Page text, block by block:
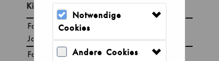
Notwendige
Cookies
Andere Cookies
Kinder
Min:1, Max:5
Familie Kind 6-17
Jahre Bonn Ausweis
Familie Kind bis 5